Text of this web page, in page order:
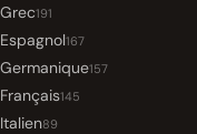
Grec191
Espagnol167
Germanique157
Français145
Italien89